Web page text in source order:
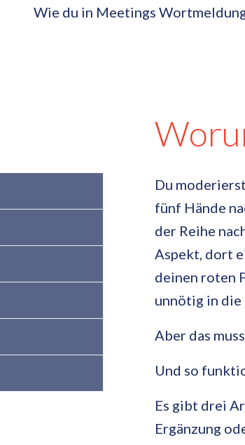
Wie du in Meetings
Du
fünf Hände
der Reihe
Aspekt, dort
deinen roten
unnötig in die
Aber das
Und so
Es gibt drei
Ergänzung